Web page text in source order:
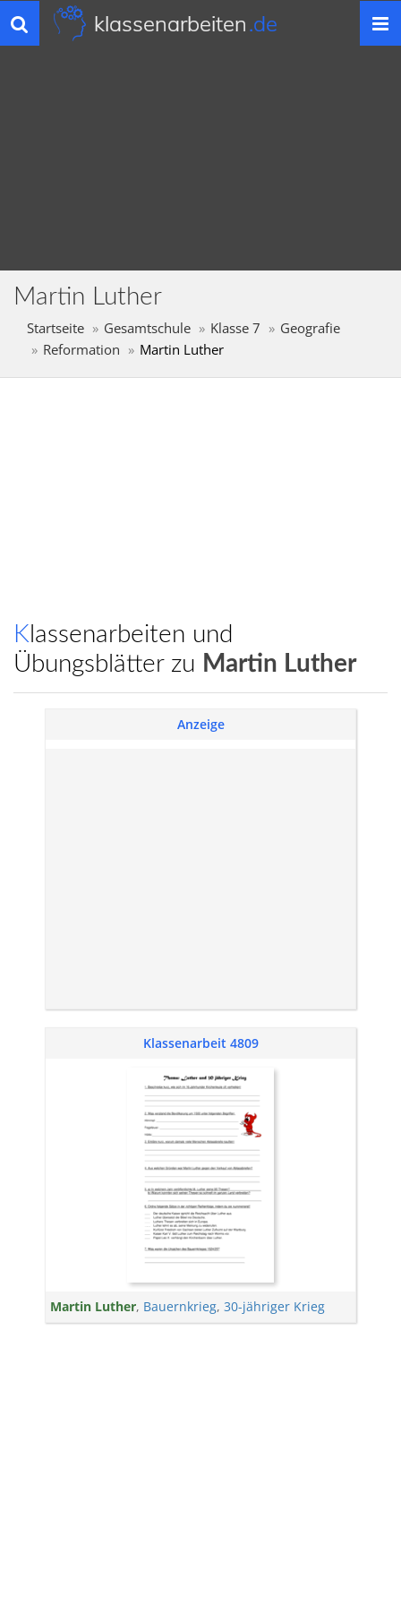
Toggle
navigation
klassenarbeiten.de
Martin Luther
Startseite Gesamtschule Klasse 7
Geografie
Reformation
Martin Luther
Klassenarbeiten und
Übungsblätter zu Martin Luther
Anzeige
Klassenarbeit 4809
Martin Luther, Bauernkrieg, 30-jähriger Krieg